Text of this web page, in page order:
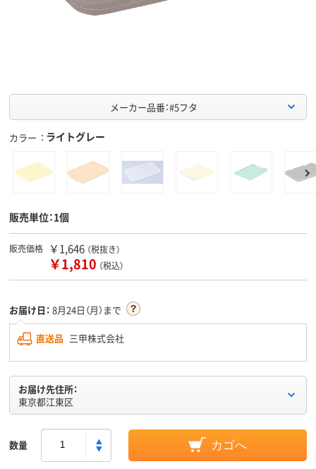
メーカー品番：#5フタ
カラー ライトグレー
販売単位：1個
販売価格 ￥1,646 （税抜き）
￥1,810 （税込）
お届け日： 8月24日（月）まで
直送品 三甲株式会社
お届け先住所：
東京都江東区
数量 カゴへ